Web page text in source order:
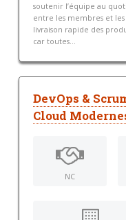
soutenir l’équipe au
entre les membres et
livraison rapide des
car toutes...
DevOps &
Cloud
NC